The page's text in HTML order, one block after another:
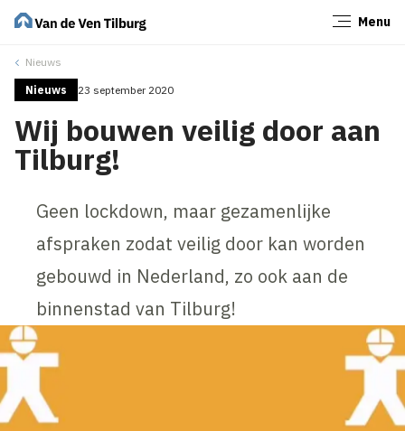
Menu
Nieuws
Nieuws 23 september 2020
Wij bouwen veilig door aan
Tilburg!
Geen lockdown, maar gezamenlijke
afspraken zodat veilig door kan worden
gebouwd in Nederland, zo ook aan de
binnenstad van Tilburg!
Sluiten